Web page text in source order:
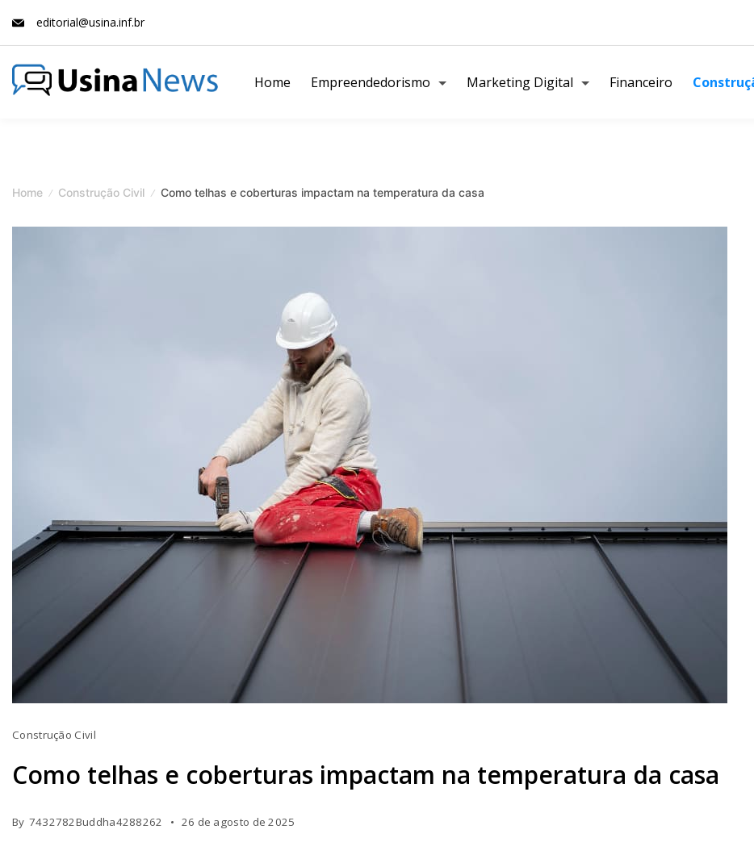
editorial@usina.inf.br
Home Empreendedorismo Marketing Digital Financeiro
Home Construção Civil Como telhas e coberturas impactam na temperatura da casa
Construção Civil
Como telhas e coberturas impactam na temperatura da casa
By 7432782Buddha4288262 26 de agosto de 2025